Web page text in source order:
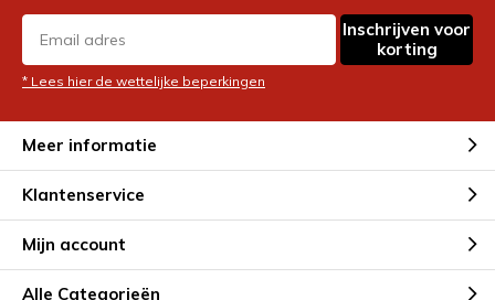
Inschrijven voor
korting
* Lees hier de wettelijke beperkingen
Meer informatie
Klantenservice
Mijn account
Alle Categorieën